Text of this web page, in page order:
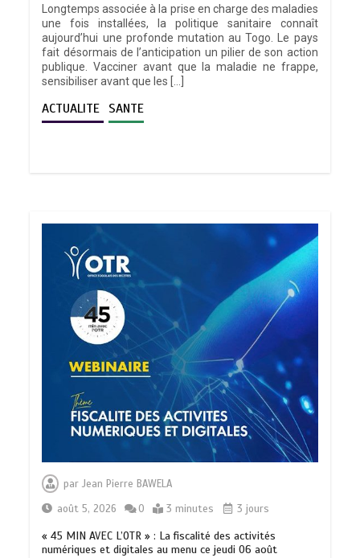
Longtemps associée à la prise en charge des maladies
une fois installées, la politique sanitaire connaît
aujourd’hui une profonde mutation au Togo. Le pays
fait désormais de l’anticipation un pilier de son action
publique. Vacciner avant que la maladie ne frappe,
sensibiliser avant que les […]
ACTUALITE SANTE
parJean Pierre BAWELA
août 5, 2026
0 3 minutes 3 jours
« 45 MIN AVEC L’OTR » : La fiscalité des activités
numériques et digitales au menu ce jeudi 06 août
0 5 minutes
TOGO : Sauver la mère devient un
indicateur de civilisation
4 minutes
BLITTA / SEMINAIRE NATIONAL DES
l’optimisation du service public
4 minutes